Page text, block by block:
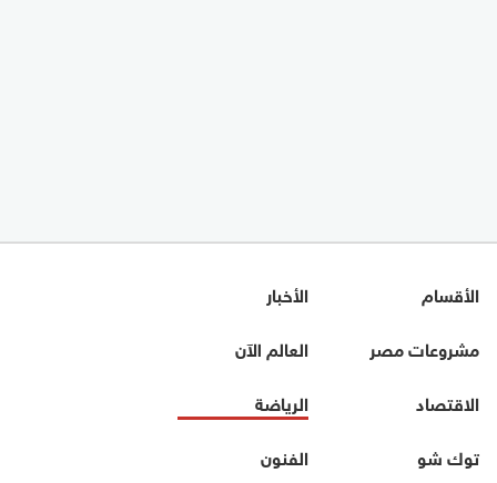
الأقسام
الأخبار
مشروعات مصر
العالم الآن
الاقتصاد
الرياضة
توك شو
الفنون